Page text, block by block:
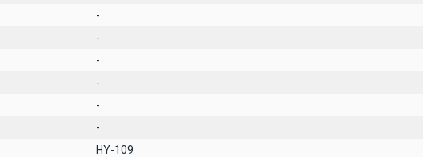
-
-
-
-
-
-
HY-109